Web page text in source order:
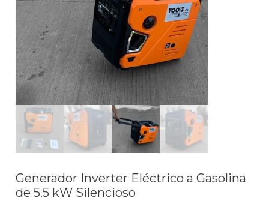
Generador Inverter Eléctrico a Gasolina
de 5.5 kW Silencioso
de
5.5
kW
SilenciosoGE-
500
cantidad